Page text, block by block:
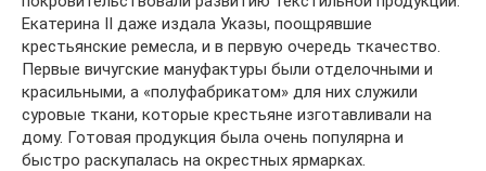
Екатерина II даже издала Указы, поощрявшие
крестьянские ремесла, и в первую очередь ткачество.
Первые вичугские мануфактуры были отделочными и
красильными, а «полуфабрикатом» для них служили
суровые ткани, которые крестьяне изготавливали на
дому. Готовая продукция была очень популярна и
быстро раскупалась на окрестных ярмарках.